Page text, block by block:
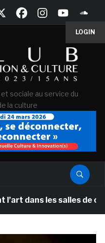
LOGIN
sociale au service du
la culture
les salles de classe des